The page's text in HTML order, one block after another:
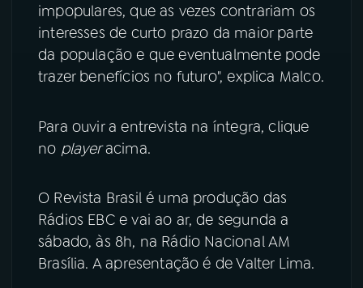
impopulares, que as vezes contrariam os
interesses de curto prazo da maior parte
da população e que eventualmente pode
trazer benefícios no futuro", explica Malco.
Para ouvir a entrevista na íntegra, clique
no playeracima.
O Revista Brasil é uma produção das
Rádios EBC e vai ao ar, de segunda a
sábado, às 8h, na Rádio Nacional AM
Brasília. A apresentação é de Valter Lima.